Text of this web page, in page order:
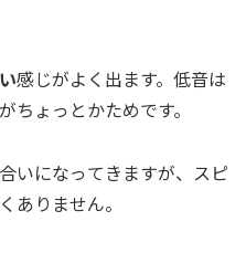
感じがよく出ます。低音は
ちょっとかためです。
いになってきますが、スピ
ありません。